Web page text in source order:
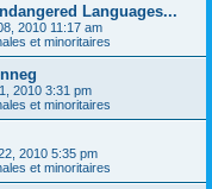
Languages...
2010 11:17 am
et minoritaires
2010 3:31 pm
et minoritaires
2010 5:35 pm
et minoritaires